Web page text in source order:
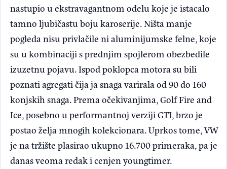
nastupio u ekstravagantnom odelu koje je istacalo
tamno ljubičastu boju karoserije. Ništa manje
pogleda nisu privlačile ni aluminijumske felne, koje
su u kombinaciji s prednjim spojlerom obezbedile
izuzetnu pojavu. Ispod poklopca motora su bili
poznati agregati čija ja snaga varirala od 90 do 160
konjskih snaga. Prema očekivanjima, Golf Fire and
Ice, posebno u performantnoj verziji GTI, brzo je
postao želja mnogih kolekcionara. Uprkos tome, VW
je na tržište plasirao ukupno 16.700 primeraka, pa je
danas veoma redak i cenjen youngtimer.